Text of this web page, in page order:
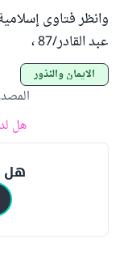
عبد القادر/87 ،
الأيمان والنذور
هل
هل